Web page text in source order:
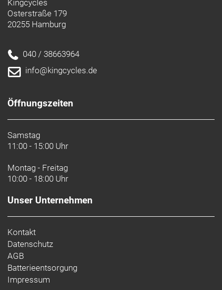
Kingcycles
Osterstraße 179
20255 Hamburg
040 / 38663964
info@kingcycles.de
Öffnungszeiten
Samstag
11:00 - 15:00 Uhr
Montag - Freitag
10:00 - 18:00 Uhr
Unser Unternehmen
Kontakt
Datenschutz
AGB
Batterieentsorgung
Impressum